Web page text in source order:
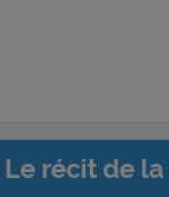
Le récit de